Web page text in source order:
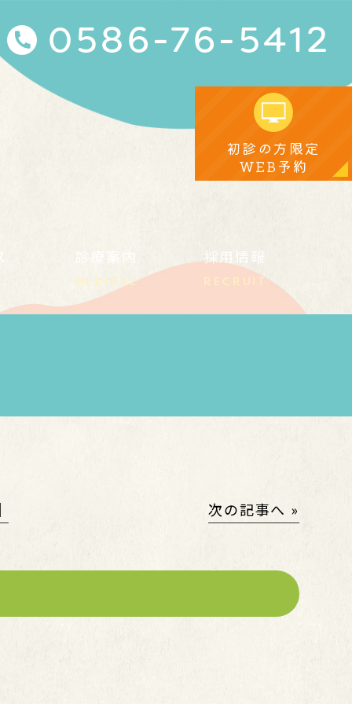
0586-76-5412
初診の方限定
WEB予約
診療案内
MEDICAL
採用情報
RECRUIT
次の記事へ »